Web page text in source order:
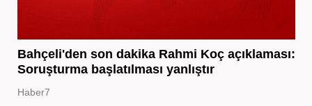
Bahçeli'den son dakika Rahmi Koç açıklaması:
Soruşturma başlatılması yanlıştır
Haber7